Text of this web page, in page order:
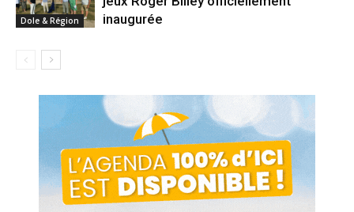
Dole & Région
inaugurée